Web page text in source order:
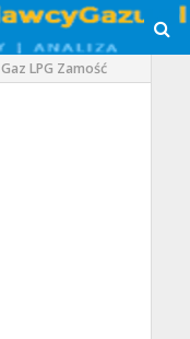
Gaz LPG Zamość